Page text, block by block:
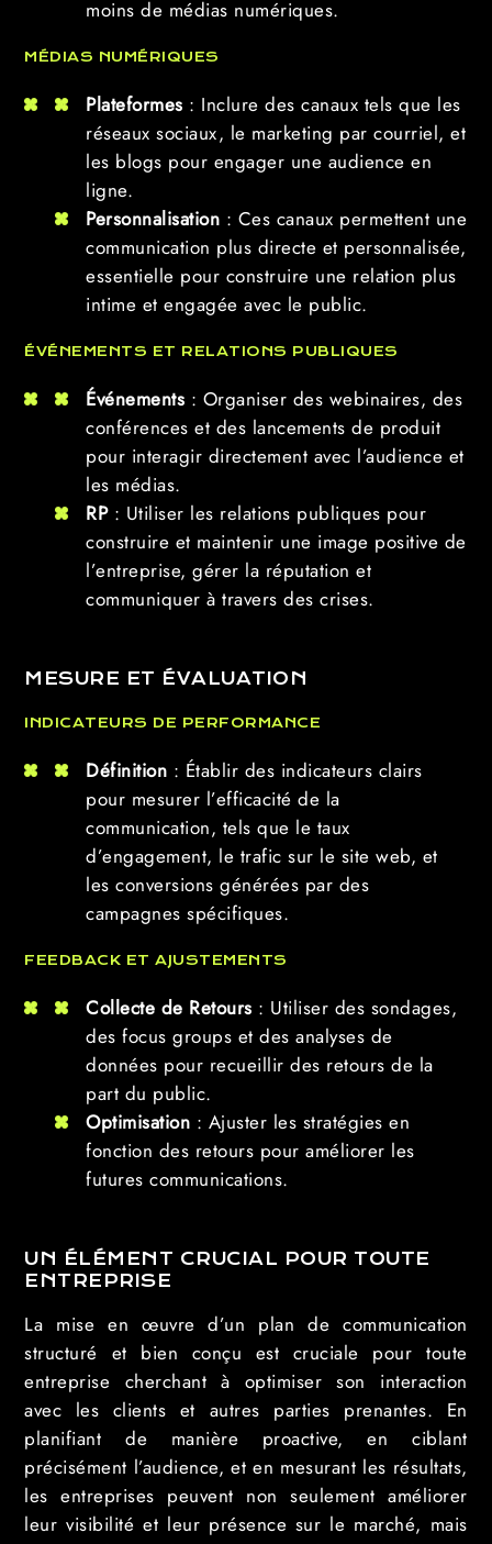
moins de médias numériques.
MÉDIAS NUMÉRIQUES
Plateformes : Inclure des canaux tels que les
réseaux sociaux, le marketing par courriel, et
les blogs pour engager une audience en
ligne.
Personnalisation : Ces canaux permettent une
communication plus directe et personnalisée,
essentielle pour construire une relation plus
intime et engagée avec le public.
ÉVÉNEMENTS ET RELATIONS PUBLIQUES
Événements : Organiser des webinaires, des
conférences et des lancements de produit
pour interagir directement avec l’audience et
les médias.
RP: Utiliser les relations publiques pour
construire et maintenir une image positive de
l’entreprise, gérer la réputation et
communiquer à travers des crises.
MESURE ET ÉVALUATION
INDICATEURS DE PERFORMANCE
Définition : Établir des indicateurs clairs
pour mesurer l’efficacité de la
communication, tels que le taux
d’engagement, le trafic sur le site web, et
les conversions générées par des
campagnes spécifiques.
FEEDBACK ET AJUSTEMENTS
Collecte de Retours : Utiliser des sondages,
des focus groups et des analyses de
données pour recueillir des retours de la
part du public.
Optimisation : Ajuster les stratégies en
fonction des retours pour améliorer les
futures communications.
UN ÉLÉMENT CRUCIAL POUR TOUTE
ENTREPRISE
La mise en œuvre d’un plan de communication
structuré et bien conçu est cruciale pour toute
entreprise cherchant à optimiser son interaction
avec les clients et autres parties prenantes. En
planifiant de manière proactive, en ciblant
précisément l’audience, et en mesurant les résultats,
les entreprises peuvent non seulement améliorer
leur visibilité et leur présence sur le marché, mais